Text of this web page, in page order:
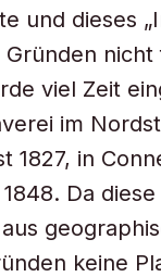
und dieses
Gründen nicht
viel Zeit
im
1827, in
Da diese
keine